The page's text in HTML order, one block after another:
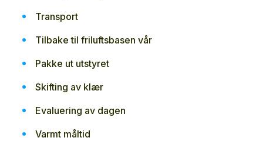
Transport
Tilbake til friluftsbasen vår
Pakke ut utstyret
Skifting av klær
Evaluering av dagen
Varmt måltid